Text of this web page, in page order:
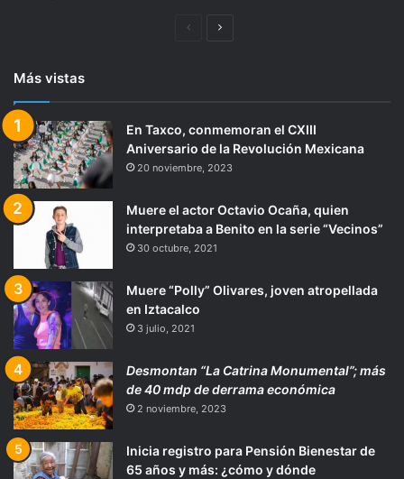
PáginaSiguiente
Más vistas
En Taxco, conmemoran el CXIII
Aniversario de la Revolución Mexicana
20 noviembre, 2023
Muere el actor Octavio Ocaña, quien
interpretaba a Benito en la serie “Vecinos”
30 octubre, 2021
Muere “Polly” Olivares, joven atropellada
en Iztacalco
3 julio, 2021
Desmontan “La Catrina Monumental”; más
de 40 mdp de derrama económica
2 noviembre, 2023
Inicia registro para Pensión Bienestar de
65 años y más: ¿cómo y dónde